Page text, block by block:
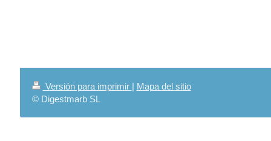
Versión para imprimir | Mapa del sitio
© Digestmarb SL